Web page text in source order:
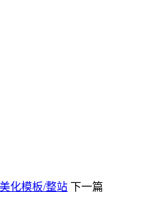
化模板/整站 下一篇